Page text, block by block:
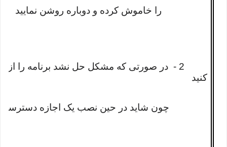
را خاموش کرده و دوباره روشن نمایید
2 - در صورتی که مشکل حل نشد برنامه را
کنید
چون شاید در حین نصب یک اجازه دسترسی